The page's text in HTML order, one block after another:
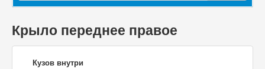
Крыло переднее правое
Кузов внутри